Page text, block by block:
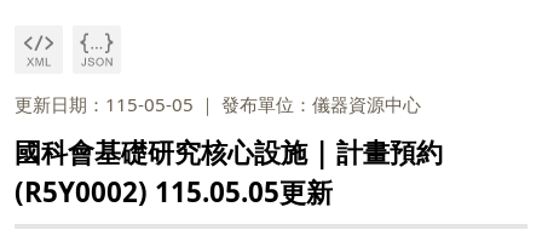
更新日期：115-05-05 發布單位：儀器資源中心
國科會基礎研究核心設施 | 計畫預約
(R5Y0002) 115.05.05更新